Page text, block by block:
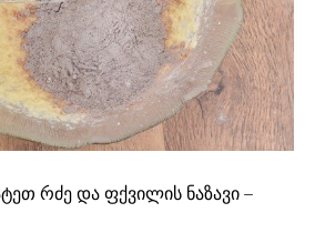
რძე და ფქვილის ნაზავი –